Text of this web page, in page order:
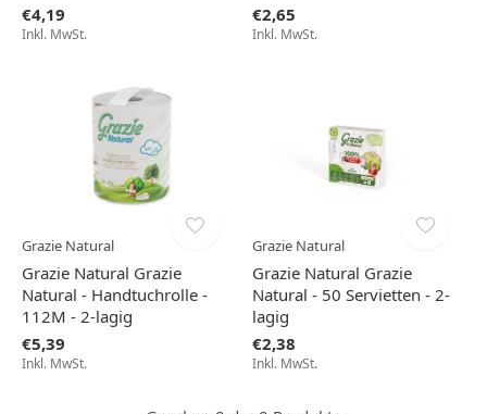
€4,19
Inkl. MwSt.
€2,65
Inkl. MwSt.
Grazie Natural
Grazie Natural Grazie
Natural - Handtuchrolle -
112M - 2-lagig
€5,39
Inkl. MwSt.
Grazie Natural
Grazie Natural Grazie
Natural - 50 Servietten - 2-
lagig
€2,38
Inkl. MwSt.